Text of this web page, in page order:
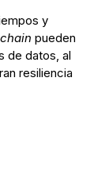
y
pueden
de datos, al
resiliencia